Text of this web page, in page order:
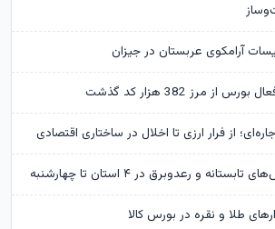
آرامکوی عربستان در جیزان
از مرز 382 هزار کد گذشت
از فرار ارزی تا اخلال در ساختاری اقتصادی
و رعدوبرق در ۴ استان تا چهارشنبه
طلا و نقره در بورس کالا